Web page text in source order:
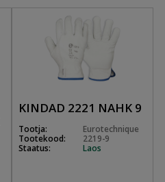
KINDAD 2221 NAHK 9
Tootja:
Eurotechnique
Tootekood:
2219-9
Staatus:
Laos